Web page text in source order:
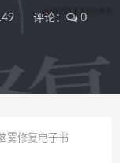
评论：
0
雾修复电子书